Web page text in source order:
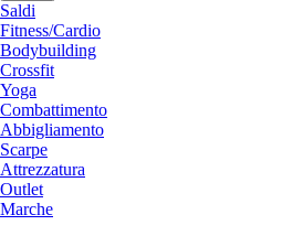
Saldi
Fitness/Cardio
Bodybuilding
Crossfit
Yoga
Combattimento
Abbigliamento
Scarpe
Attrezzatura
Outlet
Marche